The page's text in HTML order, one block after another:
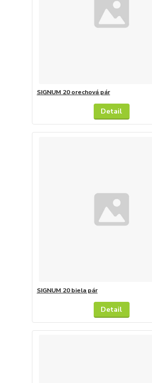
SIGNUM 20 orechová pár
Detail
SIGNUM 20 biela pár
Detail